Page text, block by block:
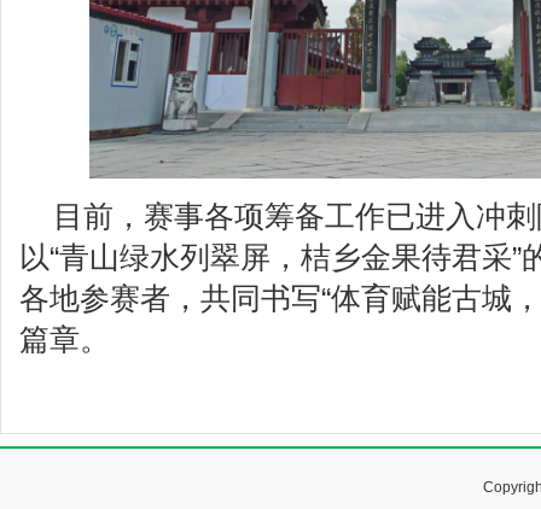
目前，赛事各项筹备工作已进入冲
以“青山绿水列翠屏，桔乡金果待君采
各地参赛者，共同书写“体育赋能古城
篇章。